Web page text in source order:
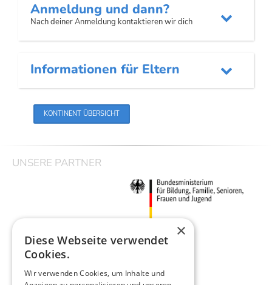
Anmeldung und dann?
Nach deiner Anmeldung kontaktieren wir dich 
Informationen für Eltern 
KONTINENT ÜBERSICHT
UNSERE PARTNER
×
Diese Webseite verwendet
Cookies.
Wir verwenden Cookies, um Inhalte und